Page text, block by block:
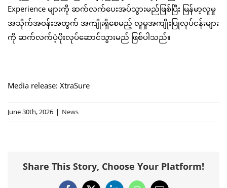
Experience များကို ဆက်လက်ပေးအပ်သွားမည်ဖြစ်ပြီး မြန်မာ့လူမှု
အသိုက်အဝန်းအတွက် အကျိုးရှိစေမည့် လူမှုအကျိုးပြုလုပ်ငန်းများ
ကို ဆက်လက်ပံ့ပိုးလုပ်ဆောင်သွားမည် ဖြစ်ပါသည်။
Media release: XtraSure
June 30th, 2026 | News
Share This Story, Choose Your Platform!